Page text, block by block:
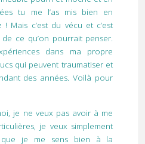
tu me l’as mis bien en
Mais c’est du vécu et c’est
ce qu’on pourrait penser.
dans ma propre
qui peuvent traumatiser et
des années. Voilà pour
je ne veux pas avoir à me
je veux simplement
je me sens bien à la